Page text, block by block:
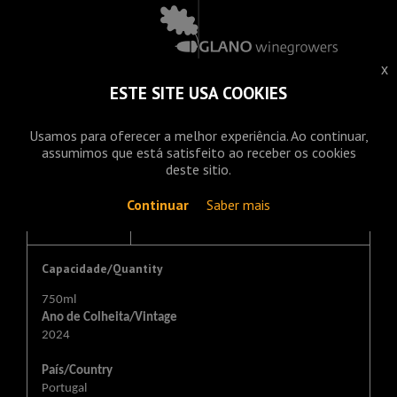
quinta do coucão
história vinhos vinha território e paisagem
TERRAS DO COUCÃO GRANDE ESCOLHA 2024
Capacidade/Quantity
750ml
Ano de Colheita/Vintage
2024
País/Country
Portugal
ESTE SITE USA COOKIES
Usamos para oferecer a melhor experiência. Ao continuar,
assumimos que está satisfeito ao receber os cookies
deste sitio.
Continuar
Saber mais
x